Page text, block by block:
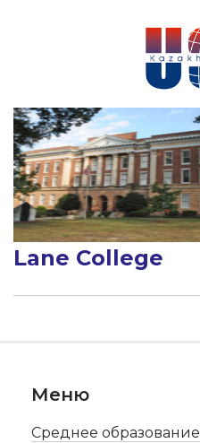
Lane College
Меню
Среднее образование